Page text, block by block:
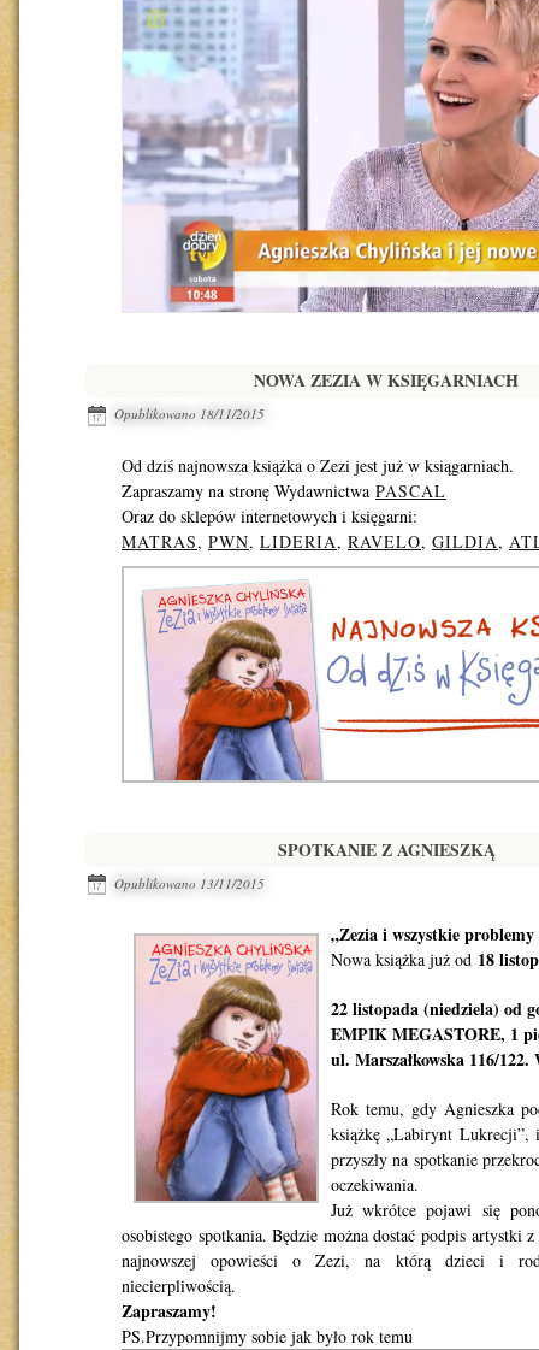
NOWA ZEZIA W KSIĘGARNIACH
Opublikowano 18/11/2015
Od dziś najnowsza książka o Zezi jest już w ksiągarniach.
Zapraszamy na stronę Wydawnictwa PASCAL
Oraz do sklepów internetowych i księgarni:
MATRAS, PWN, LIDERIA, RAVELO, GILDIA,
SPOTKANIE Z AGNIESZKĄ
Opublikowano 13/11/2015
„Zezia i wszystkie problemy
Nowa książka już od 18
22 listopada (niedziela) od
EMPIK MEGASTORE, 1
ul. Marszałkowska 116/122.
Rok temu, gdy Agnieszka
książkę „Labirynt Lukrecji”,
przyszły na spotkanie
oczekiwania.
Już wkrótce pojawi się
osobistego spotkania. Będzie można dostać podpis artystki
najnowszej opowieści o Zezi, na którą dzieci i
niecierpliwością.
Zapraszamy!
PS.Przypomnijmy sobie jak było rok temu